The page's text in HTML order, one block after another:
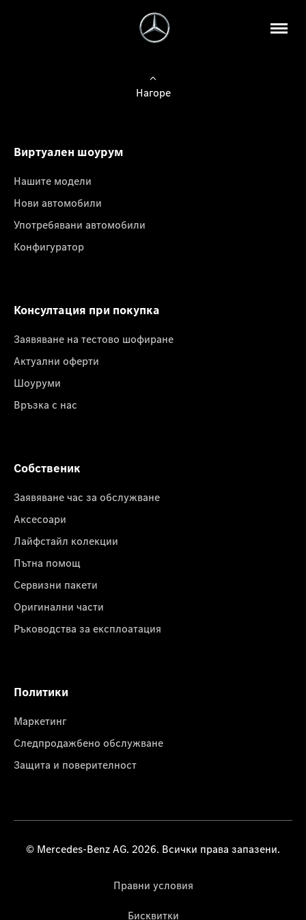
Нагоре
Виртуален шоурум
Нашите модели
Нови автомобили
Употребявани автомобили
Конфигуратор
Консултация при покупка
Заявяване на тестово шофиране
Актуални оферти
Шоуруми
Връзка с нас
Собственик
Заявяване час за обслужване
Аксесоари
Лайфстайл колекции
Пътна помощ
Сервизни пакети
Оригинални части
Ръководства за експлоатация
Политики
Маркетинг
Следпродажбено обслужване
Защита и поверителност
© Mercedes-Benz AG. 2026. Всички права запазени.
Правни условия
Бисквитки